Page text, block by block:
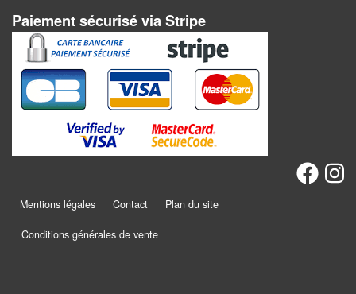
Paiement sécurisé via Stripe
Mentions légales Contact Plan du site
Conditions générales de vente